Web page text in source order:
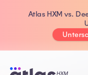
Atlas HXM vs.